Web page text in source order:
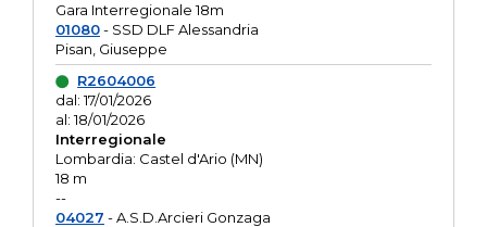
Gara Interregionale 18m
01080- SSD DLF Alessandria
Pisan, Giuseppe
R2604006
dal: 17/01/2026
al: 18/01/2026
Interregionale
Lombardia: Castel d'Ario (MN)
18 m
--
04027 - A.S.D.Arcieri Gonzaga